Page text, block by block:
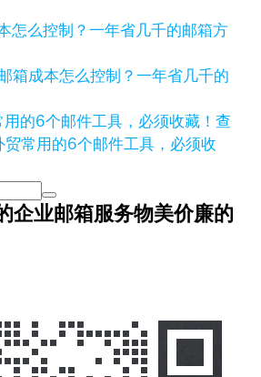
箱成本怎么控制？一年省几千的
查
常用的6个邮件工具，必须收
企业邮箱服务物美价廉的